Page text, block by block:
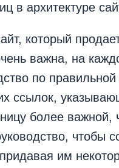
в архитектуре
который
важна, на
по
ссылок,
более
чтобы
им